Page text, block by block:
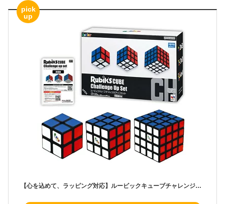
pick
up
【心を込めて、ラッピング対応】ルービックキューブチャレンジアップセット メガハウス 公式 おもちゃ お誕生日 クリスマスプレゼント